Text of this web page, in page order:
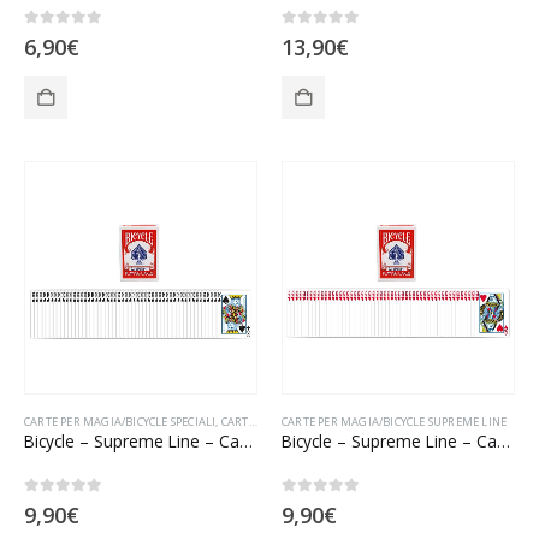
6,90€ 13,90€
CARTE PER MAGIA/BICYCLE SPECIALI, CARTE PER MAGIA/BICYCLE SUPREME LINE
Bicycle – Supreme Line – Carte tutte uguali (KP)
9,90€
CARTE PER MAGIA/BICYCLE SUPREME LINE
Bicycle – Supreme Line – Carte tutte uguali (QC)
9,90€